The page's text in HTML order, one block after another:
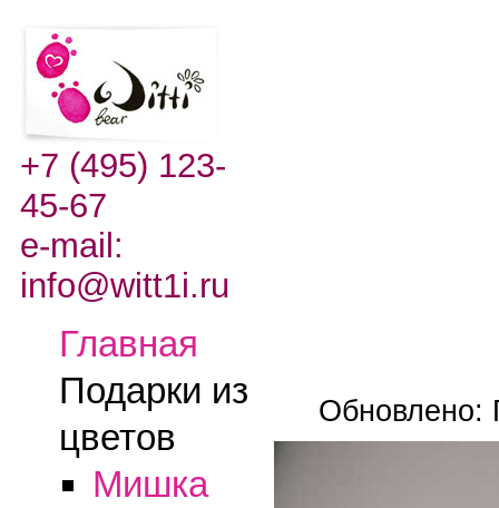
+7 (495) 123-
45-67
e-mail:
info@witt1i.ru
Главная
Подарки из
цветов
Мишка
Обновлено: